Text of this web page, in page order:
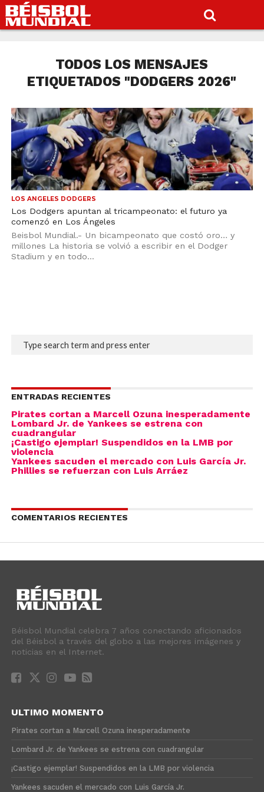
TODOS LOS MENSAJES
ETIQUETADOS "DODGERS 2026"
LOS ANGELES DODGERS
Los Dodgers apuntan al tricampeonato: el futuro ya
comenzó en Los Ángeles
Beisbol Mundial.- Un bicampeonato que costó oro… y
millones La historia se volvió a escribir en el Dodger
Stadium y en todo...
ENTRADAS RECIENTES
Pirates cortan a Marcell Ozuna inesperadamente
Lombard Jr. de Yankees se estrena con
cuadrangular
¡Castigo ejemplar! Suspendidos en la LMB por
violencia
Yankees sacuden el mercado con Luis García Jr.
Phillies se refuerzan con Luis Arráez
COMENTARIOS RECIENTES
Béisbol Mundial celebra 7 años conectando aficionados
del Béisbol a través del globo a las mejores imágenes y
noticias en el Internet.
ULTIMO MOMENTO
Pirates cortan a Marcell Ozuna inesperadamente
Lombard Jr. de Yankees se estrena con cuadrangular
¡Castigo ejemplar! Suspendidos en la LMB por violencia
Yankees sacuden el mercado con Luis García Jr.